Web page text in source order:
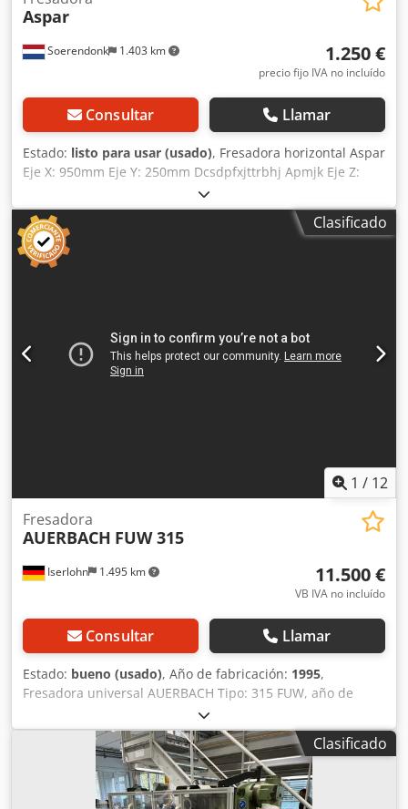
Soerendonk 1.403 km
Aspar
1.250 €
precio fijo IVA no incluído
Consultar Llamar
Estado: listo para usar (usado), Fresadora horizontal Aspar
Eje X: 950mm Eje Y: 250mm Dcsdpfxjttrbhj Apmjk Eje Z:
500mm Velocidad de giro: Max 530 RPM Cono: 60mm
Dimensiones de la cama: 1300x300 mm Dimensiones de
transporte: 160x190x150 cm (LxAxA) Ubicación: Hamont-
Achel, Bélgica Fresadora horizontal Aspar Eje X: 950 mm
Eje Y: 250 mm Eje Z: 500mm Velocidad: Max 530 RPM Cono:
Horizontalfräsmaschine Eje X: 950 mm Eje Y: 250 mm Eje Z:
500 mm Velocidad de rotación: Máx. 530 U/min Cono: 60
mm Dimensiones de la mesa: 1300x300 mm Dimensiones
Clasificado
1 / 12
Iserlohn 1.495 km
Fresadora
AUERBACH FUW 315
11.500 €
VB IVA no incluído
Consultar Llamar
Estado: bueno (usado), Año de fabricación: 1995,
Fresadora universal AUERBACH Tipo: 315 FUW, año de
fabricación 1995 con pantalla digital de 3 ejes HEIDENHAIN
Sistema hidráulico de sujeción de herramientas, mordaza
para máquina Dcedpfx Ajv Dab Depmok
Portaherramientas, contraportada para fresado horizontal,
sistema de refrigeración, documentación de la máquina en
Clasificado